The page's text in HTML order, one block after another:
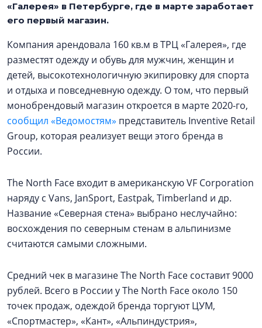
«Галерея» в Петербурге, где в марте заработает
его первый магазин.
Компания арендовала 160 кв.м в ТРЦ «Галерея», где
разместят одежду и обувь для мужчин, женщин и
детей, высокотехнологичную экипировку для спорта
и отдыха и повседневную одежду. О том, что первый
монобрендовый магазин откроется в марте 2020-го,
сообщил «Ведомостям» представитель Inventive Retail
Group, которая реализует вещи этого бренда в
России.
The North Face входит в американскую VF Corporation
наряду с Vans, JanSport, Eastpak, Timberland и др.
Название «Северная стена» выбрано неслучайно:
восхождения по северным стенам в альпинизме
считаются самыми сложными.
Средний чек в магазине The North Face составит 9000
рублей. Всего в России у The North Face около 150
точек продаж, одеждой бренда торгуют ЦУМ,
«Спортмастер», «Кант», «Альпиндустрия»,